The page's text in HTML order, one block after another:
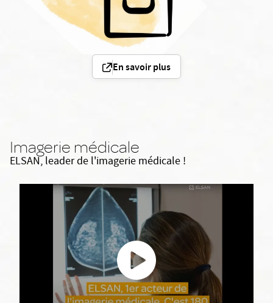
En savoir plus
Nx:Play video Imagerie médicale
Imagerie médicale
ELSAN, leader de l'imagerie médicale !